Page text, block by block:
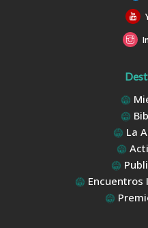
La
Encuentros